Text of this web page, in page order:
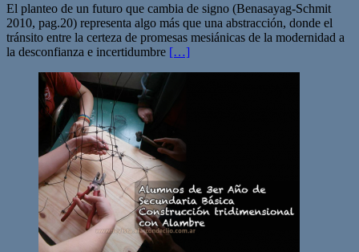
El planteo de un futuro que cambia de signo (Benasayag-Schmit
2010, pag.20) representa algo más que una abstracción, donde el
tránsito entre la certeza de promesas mesiánicas de la modernidad a
la desconfianza e incertidumbre […]